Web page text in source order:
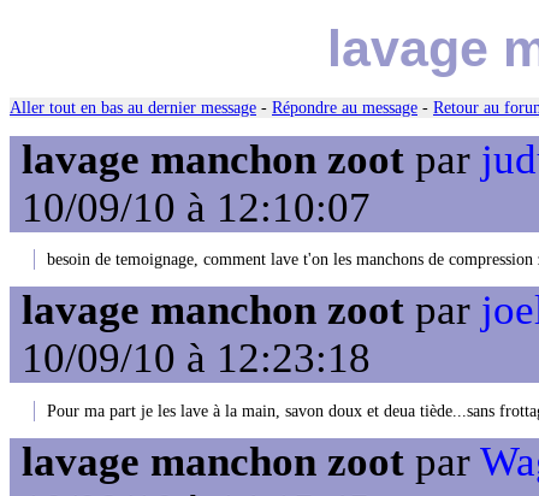
lavage
Aller tout en bas au dernier message - Répondre au message - Retour au
lavage manchon zoot par
10/09/10 à 12:10:07
besoin de temoignage, comment lave t'on les manchons de
lavage manchon zoot par
10/09/10 à 12:23:18
Pour ma part je les lave à la main, savon doux et deua tiède...sans
lavage manchon zoot par